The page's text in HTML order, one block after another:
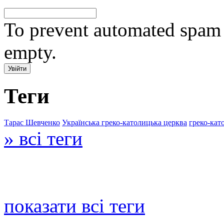
To prevent automated
empty.
Теги
Тарас Шевченко Українська греко-католицька церква греко-
» всі теги
показати всі теги